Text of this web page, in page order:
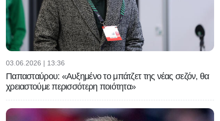
03.06.2026 | 13:36
Παπασταύρου: «Αυξημένο το μπάτζετ της νέας σεζόν, θα
χρειαστούμε περισσότερη ποιότητα»